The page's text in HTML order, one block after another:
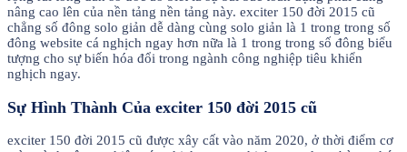
nâng cao lên của nền tảng nền tảng này. exciter 150 đời 2015 cũ
chẳng số đông solo giản dễ dàng cùng solo giản là 1 trong trong số
đông website cá nghịch ngay hơn nữa là 1 trong trong số đông biểu
tượng cho sự biến hóa đổi trong ngành công nghiệp tiêu khiển
nghịch ngay.
Sự Hình Thành Của exciter 150 đời 2015 cũ
exciter 150 đời 2015 cũ được xây cất vào năm 2020, ở thời điểm cơ